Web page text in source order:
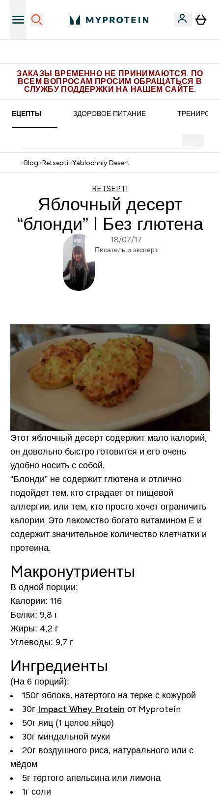
ЗАКАЗЫ ВРЕМЕННО НЕ ПРИНИМАЮТСЯ. ПО
ВСЕМ ВОПРОСАМ ПРОСИМ ОБРАЩАТЬСЯ В
СЛУЖБУ ПОДДЕРЖКИ НА НАШЕМ САЙТЕ.
РЕЦЕПТЫ ЗДОРОВОЕ ПИТАНИЕ
>Blog>Retsepti>Yablochniy Desert
RETSEPTI
Яблочный десерт
“блонди” I Без глютена
18/07/17
Писатель и эксперт
Этот яблочный десерт содержит мало калорий,
он довольно быстро готовится и его очень
удобно носить с собой.
“Блонди” не содержит глютена и отлично
подойдет тем, кто страдает от пищевой
аллергии, или тем, кто просто хочет ограничить
калории. Это лакомство богато витамином Е и
содержит значительное количество клетчатки и
протеина.
Mакронутриенты
В одной порции:
Калории: 116
Белки: 9,8 г
Жиры: 4,2 г
Углеводы: 9,7 г
Ингредиенты
(На 6 порций):
150г яблока, натертого на терке с кожурой
30г Impact Whey Protein от Myprotein
50г яиц (1 целое яйцо)
30г миндальной муки
20г воздушного риса, натурального или с
мёдом
5г тертого апельсина или лимона
1г соли